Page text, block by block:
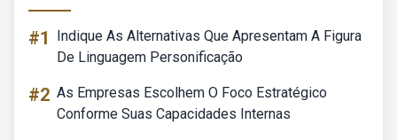
#1
Indique As Alternativas Que Apresentam A Figura
De Linguagem Personificação
#2 As Empresas Escolhem O Foco Estratégico
Conforme Suas Capacidades Internas